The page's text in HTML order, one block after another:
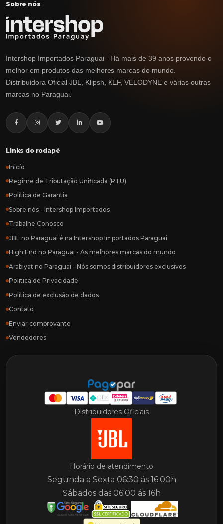
Sobre nós
Intershop Importados Paraguai - Há mais de 39 anos provendo o
melhor em produtos das melhores marcas do mundo.
Distribuidora Oficial JBL, Klipsh, KEF, VELODYNE e várias outras
marcas no Paraguai.
Links do rodapé
Inicío
Regime de Tributação Unificada (RTU)
Política de Garantia
Sobre nós - Intershop Importados
Trabalhe Conosco
JBL no Paraguai é na Intershop Importados Paraguai
High End no Paraguai - As melhores marcas do mundo
Arabiyat no Paraguai - Nós somos distribuidores exclusivos
Politica de Privacidade
Política de exclusão de dados
Contato
Enviar comprovante
Vendedores
Distribuidores Oficiais
Horário de atendimento
Segunda a Sexta 06:30 ás 16:00h
Sábados das 06:00 ás 16h